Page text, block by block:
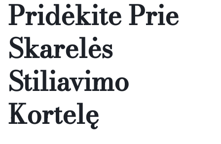
Pridėkite Prie
Skarelės
Stiliavimo
Kortelę